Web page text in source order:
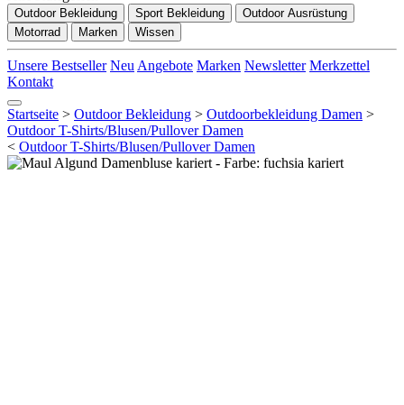
Outdoor Bekleidung Sport Bekleidung
Outdoor Ausrüstung
Motorrad
Marken Wissen
Unsere Bestseller Neu Angebote Marken Newsletter Merkzettel
Kontakt
Startseite > Outdoor Bekleidung > Outdoorbekleidung Damen >
Outdoor T-Shirts/Blusen/Pullover Damen
< Outdoor T-Shirts/Blusen/Pullover Damen